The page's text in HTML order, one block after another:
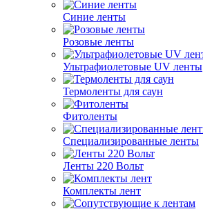
Синие ленты
Розовые ленты
Ультрафиолетовые UV ленты
Термоленты для саун
Фитоленты
Специализированные ленты
Ленты 220 Вольт
Комплекты лент